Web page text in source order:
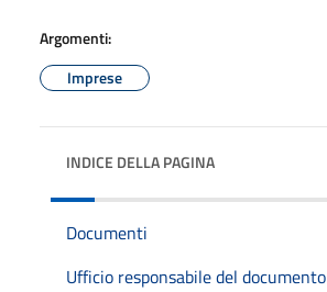
Argomenti:
Imprese
INDICE DELLA PAGINA
Documenti
Ufficio responsabile del documento